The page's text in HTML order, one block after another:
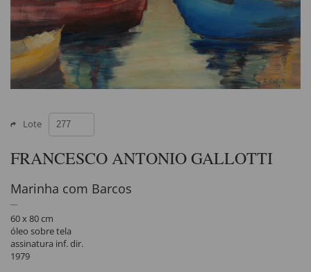
Lote
FRANCESCO ANTONIO GALLOTTI
Marinha com Barcos
60 x 80 cm
óleo sobre tela
assinatura inf. dir.
1979